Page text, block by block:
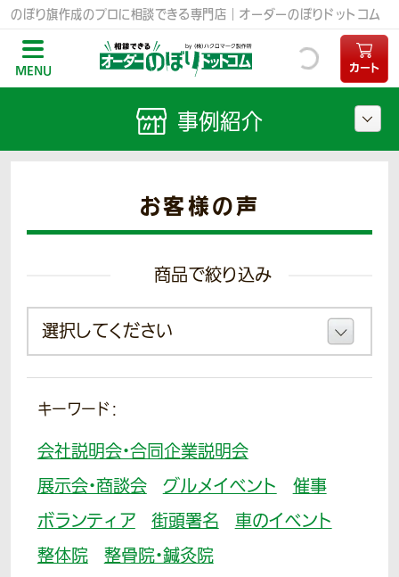
のぼり旗作成のプロに相談できる専門店｜オーダーのぼりドットコム
MENU カート
お客様の声
商品で絞り込み
キーワード：
会社説明会・合同企業説明会
展示会・商談会
グルメイベント
催事
ボランティア
街頭署名
車のイベント
整体院
整骨院・鍼灸院
事例紹介